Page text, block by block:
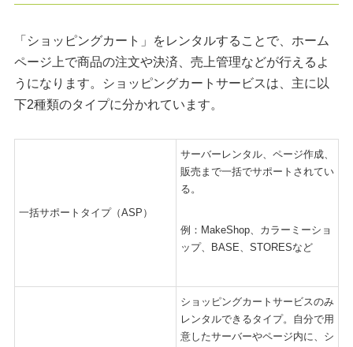
「ショッピングカート」をレンタルすることで、ホーム
ページ上で商品の注文や決済、売上管理などが行えるよ
うになります。ショッピングカートサービスは、主に以
下2種類のタイプに分かれています。
一括サポートタイプ（ASP）
サーバーレンタル、ページ作成、
販売まで一括でサポートされてい
る。
例：MakeShop、カラーミーショ
ップ、BASE、STORESなど
ショッピングカートサービスのみ
レンタルできるタイプ。自分で用
意したサーバーやページ内に、シ